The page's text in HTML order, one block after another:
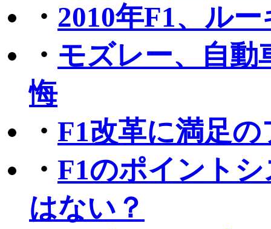
・ 2010年F1、ル
・ モズレー、自動
悔
・ F1改革に満足
・ F1のポイント
はない？